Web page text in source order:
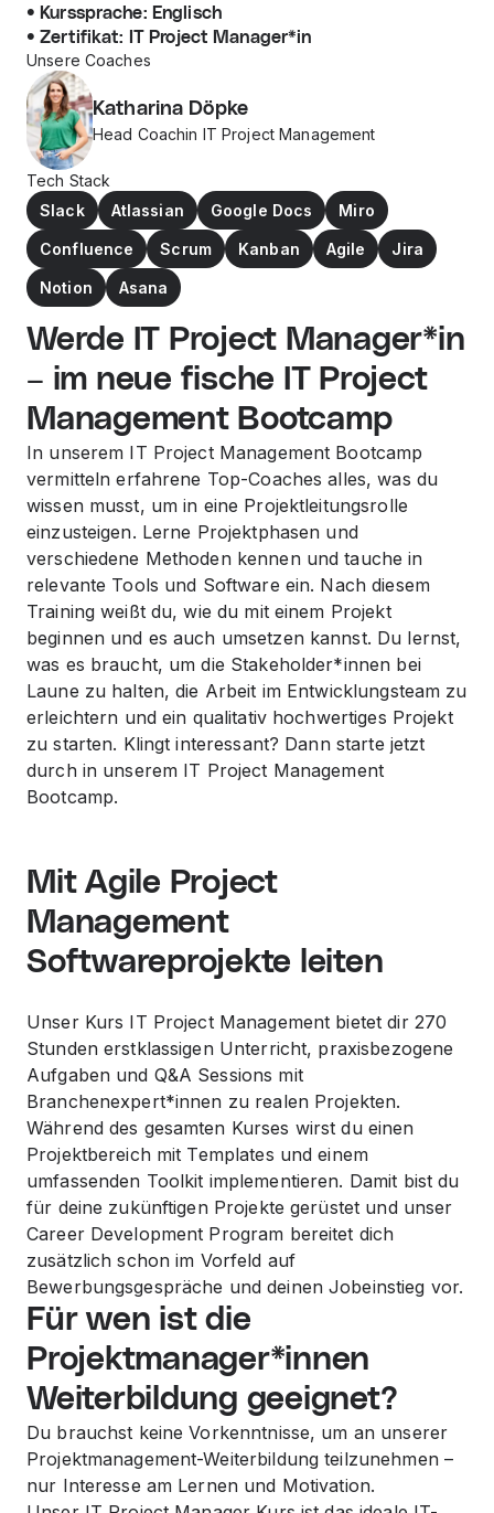
Kurssprache: Englisch
Zertifikat: IT Project Manager*in
Unsere Coaches
Katharina Döpke
Head Coachin IT Project Management
Tech Stack
Slack
Atlassian Google Docs Miro
Confluence Scrum Kanban Agile Jira
Notion Asana
Werde IT Project Manager*in
– im neue fische IT Project
Management Bootcamp
In unserem IT Project Management Bootcamp
vermitteln erfahrene Top-Coaches alles, was du
wissen musst, um in eine Projektleitungsrolle
einzusteigen. Lerne Projektphasen und
verschiedene Methoden kennen und tauche in
relevante Tools und Software ein. Nach diesem
Training weißt du, wie du mit einem Projekt
beginnen und es auch umsetzen kannst. Du lernst,
was es braucht, um die Stakeholder*innen bei
Laune zu halten, die Arbeit im Entwicklungsteam zu
erleichtern und ein qualitativ hochwertiges Projekt
zu starten. Klingt interessant? Dann starte jetzt
durch in unserem IT Project Management
Bootcamp.
Mit Agile Project
Management
Softwareprojekte leiten
Unser Kurs IT Project Management bietet dir 270
Stunden erstklassigen Unterricht, praxisbezogene
Aufgaben und Q&A Sessions mit
Branchenexpert*innen zu realen Projekten.
Während des gesamten Kurses wirst du einen
Projektbereich mit Templates und einem
umfassenden Toolkit implementieren. Damit bist du
für deine zukünftigen Projekte gerüstet und unser
Career Development Program bereitet dich
zusätzlich schon im Vorfeld auf
Bewerbungsgespräche und deinen Jobeinstieg vor.
Für wen ist die
Projektmanager*innen
Weiterbildung geeignet?
Du brauchst keine Vorkenntnisse, um an unserer
Projektmanagement-Weiterbildung teilzunehmen –
nur Interesse am Lernen und Motivation.